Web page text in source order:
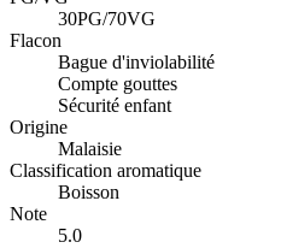
30PG/70VG
Flacon
Bague d'inviolabilité
Compte gouttes
Sécurité enfant
Origine
Malaisie
Classification aromatique
Boisson
Note
5.0